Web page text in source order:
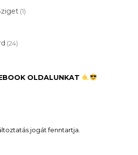
(1)
(24)
OLDALUNKAT
jogát fenntartja.